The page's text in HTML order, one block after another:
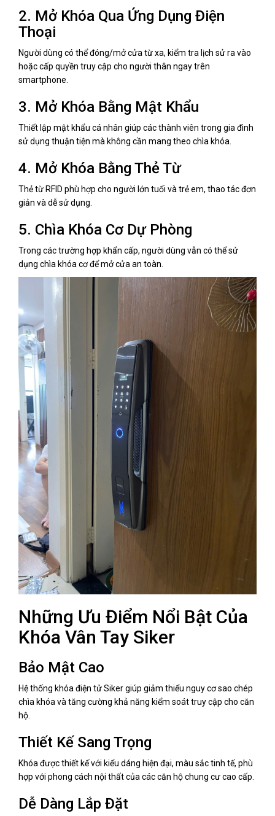
2. Mở Khóa Qua Ứng Dụng Điện
Thoại
Người dùng có thể đóng/mở cửa từ xa, kiểm tra lịch sử ra vào
hoặc cấp quyền truy cập cho người thân ngay trên
smartphone.
3. Mở Khóa Bằng Mật Khẩu
Thiết lập mật khẩu cá nhân giúp các thành viên trong gia đình
sử dụng thuận tiện mà không cần mang theo chìa khóa.
4. Mở Khóa Bằng Thẻ Từ
Thẻ từ RFID phù hợp cho người lớn tuổi và trẻ em, thao tác đơn
giản và dễ sử dụng.
5. Chìa Khóa Cơ Dự Phòng
Trong các trường hợp khẩn cấp, người dùng vẫn có thể sử
dụng chìa khóa cơ để mở cửa an toàn.
Những Ưu Điểm Nổi Bật Của
Khóa Vân Tay Siker
Bảo Mật Cao
Hệ thống khóa điện tử Siker giúp giảm thiểu nguy cơ sao chép
chìa khóa và tăng cường khả năng kiểm soát truy cập cho căn
hộ.
Thiết Kế Sang Trọng
Khóa được thiết kế với kiểu dáng hiện đại, màu sắc tinh tế, phù
hợp với phong cách nội thất của các căn hộ chung cư cao cấp.
Dễ Dàng Lắp Đặt